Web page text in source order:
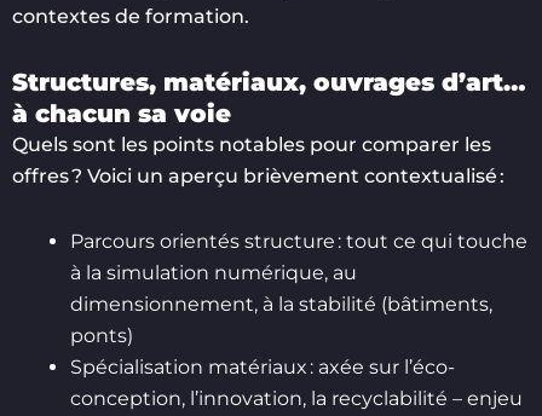
contextes de formation.
Structures, matériaux, ouvrages d’art…
à chacun sa voie
Quels sont les points notables pour comparer les
offres ? Voici un aperçu brièvement contextualisé :
Parcours orientés structure : tout ce qui touche
à la simulation numérique, au
dimensionnement, à la stabilité (bâtiments,
ponts)
Spécialisation matériaux : axée sur l’éco-
conception, l’innovation, la recyclabilité – enjeu